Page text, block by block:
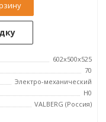
602x500x525
70
Электро-механический
H0
VALBERG (Россия)